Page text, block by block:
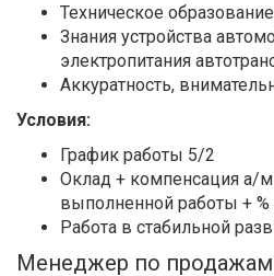
Техническое
Знания устройства
электропитания
Аккуратность,
Условия:
График работы 5/2
Оклад + компенсация а/
выполненной работы + %
Работа в стабильной
Менеджер по продажам